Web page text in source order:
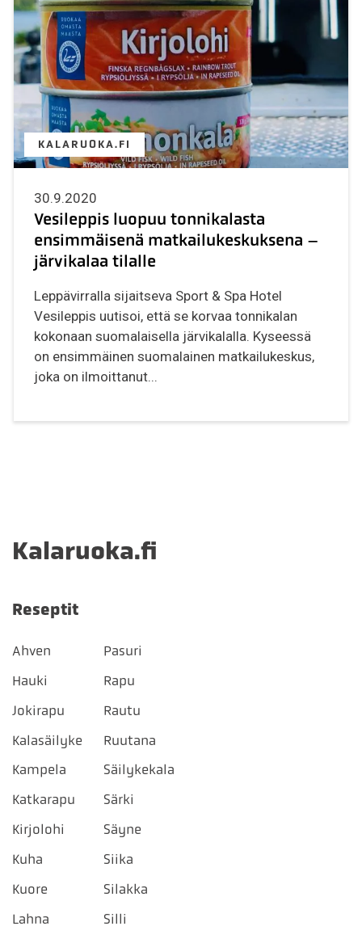
KALARUOKA.FI
30.9.2020
Vesileppis luopuu tonnikalasta
ensimmäisenä matkailukeskuksena –
järvikalaa tilalle
Leppävirralla sijaitseva Sport & Spa Hotel
Vesileppis uutisoi, että se korvaa tonnikalan
kokonaan suomalaisella järvikalalla. Kyseessä
on ensimmäinen suomalainen matkailukeskus,
joka on ilmoittanut...
Kalaruoka.fi
Reseptit
Ahven
Hauki
Jokirapu
Kalasäilyke
Kampela
Katkarapu
Kirjolohi
Kuha
Kuore
Lahna
Pasuri
Rapu
Rautu
Ruutana
Säilykekala
Särki
Säyne
Siika
Silakka
Silli